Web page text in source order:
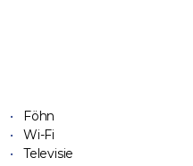
Föhn
Wi-Fi
Televisie